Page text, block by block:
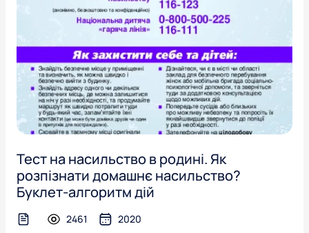
Тест на насильство в родині. Як
розпізнати домашнє насильство?
Буклет-алгоритм дій
text-file2461
2020